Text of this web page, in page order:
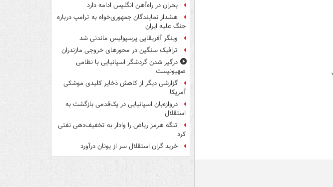
بحران در راه‌آهن انگلیس ادامه دارد
هشدار نمایندگان جمهوری‌خواه به ترامپ درباره
جنگ علیه ایران
وینگر آفریقایی پرسپولیس ماندنی شد
ترافیک سنگین در محورهای خروجی مازندران
درگیر شدن گردشگر اسپانیایی با نظامی
صهیونیست
گزارشی دیگر از کاهش ذخایر کلیدی موشکی
آمریکا
دروازه‌بان اسپانیایی در یک‌قدمی بازگشت به
استقلال
تنگه هرمز ریاض را وادار به تخفیف‌دهی نفتی
کرد
خرید گران استقلال سر از یونان درآورد